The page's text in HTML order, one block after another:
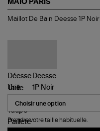
MAIÔ PARIS
Maillot
Maillot De Bain Deesse 1P Noir
Taille
Prendre votre taille habituelle.